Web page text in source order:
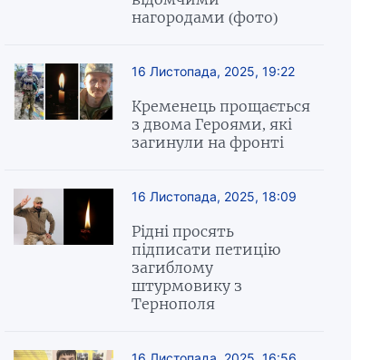
нагородами (фото)
16 Листопада, 2025, 19:22
Кременець прощається
з двома Героями, які
загинули на фронті
16 Листопада, 2025, 18:09
Рідні просять
підписати петицію
загиблому
штурмовику з
Тернополя